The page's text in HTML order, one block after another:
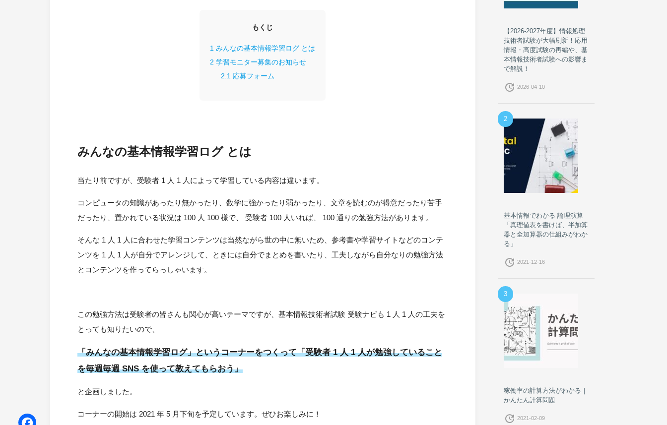
もくじ
1 みんなの基本情報学習ログ とは
2 学習モニター募集のお知らせ
2.1応募フォーム
みんなの基本情報学習ログ とは
当たり前ですが、受験者 1 人 1 人によって学習している内容は違います。
コンピュータの知識があったり無かったり、数学に強かったり弱かったり、文章を読むのが得意だったり苦手
だったり、置かれている状況は 100 人 100 様で、 受験者 100 人いれば、 100 通りの勉強方法があります。
そんな 1 人 1 人に合わせた学習コンテンツは当然ながら世の中に無いため、参考書や学習サイトなどのコンテ
ンツを 1 人 1 人が自分でアレンジして、ときには自分でまとめを書いたり、工夫しながら自分なりの勉強方法
とコンテンツを作ってらっしゃいます。
この勉強方法は受験者の皆さんも関心が高いテーマですが、基本情報技術者試験 受験ナビも 1 人 1 人の工夫を
とっても知りたいので、
「みんなの基本情報学習ログ」というコーナーをつくって「受験者 1 人 1 人が勉強していること
を毎週毎週 SNS を使って教えてもらおう」
と企画しました。
コーナーの開始は 2021 年 5 月下旬を予定しています。ぜひお楽しみに！
【2026-2027年度】情報処理
技術者試験が大幅刷新！応用
情報・高度試験の再編や、基
本情報技術者試験への影響ま
で解説！
update 2026-04-10
2
基本情報でわかる 論理演算
「真理値表を書けば、半加算
器と全加算器の仕組みがわか
る」
update 2021-12-16
3
稼働率の計算方法がわかる｜
かんたん計算問題
update 2021-02-09